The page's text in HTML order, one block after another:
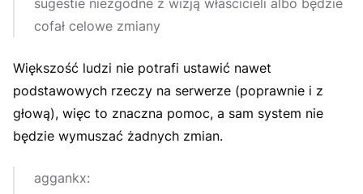
sugestie niezgodne z wizją właścicieli albo będzie
cofał celowe zmiany
Większość ludzi nie potrafi ustawić nawet
podstawowych rzeczy na serwerze (poprawnie i z
głową), więc to znaczna pomoc, a sam system nie
będzie wymuszać żadnych zmian.
aggankx: